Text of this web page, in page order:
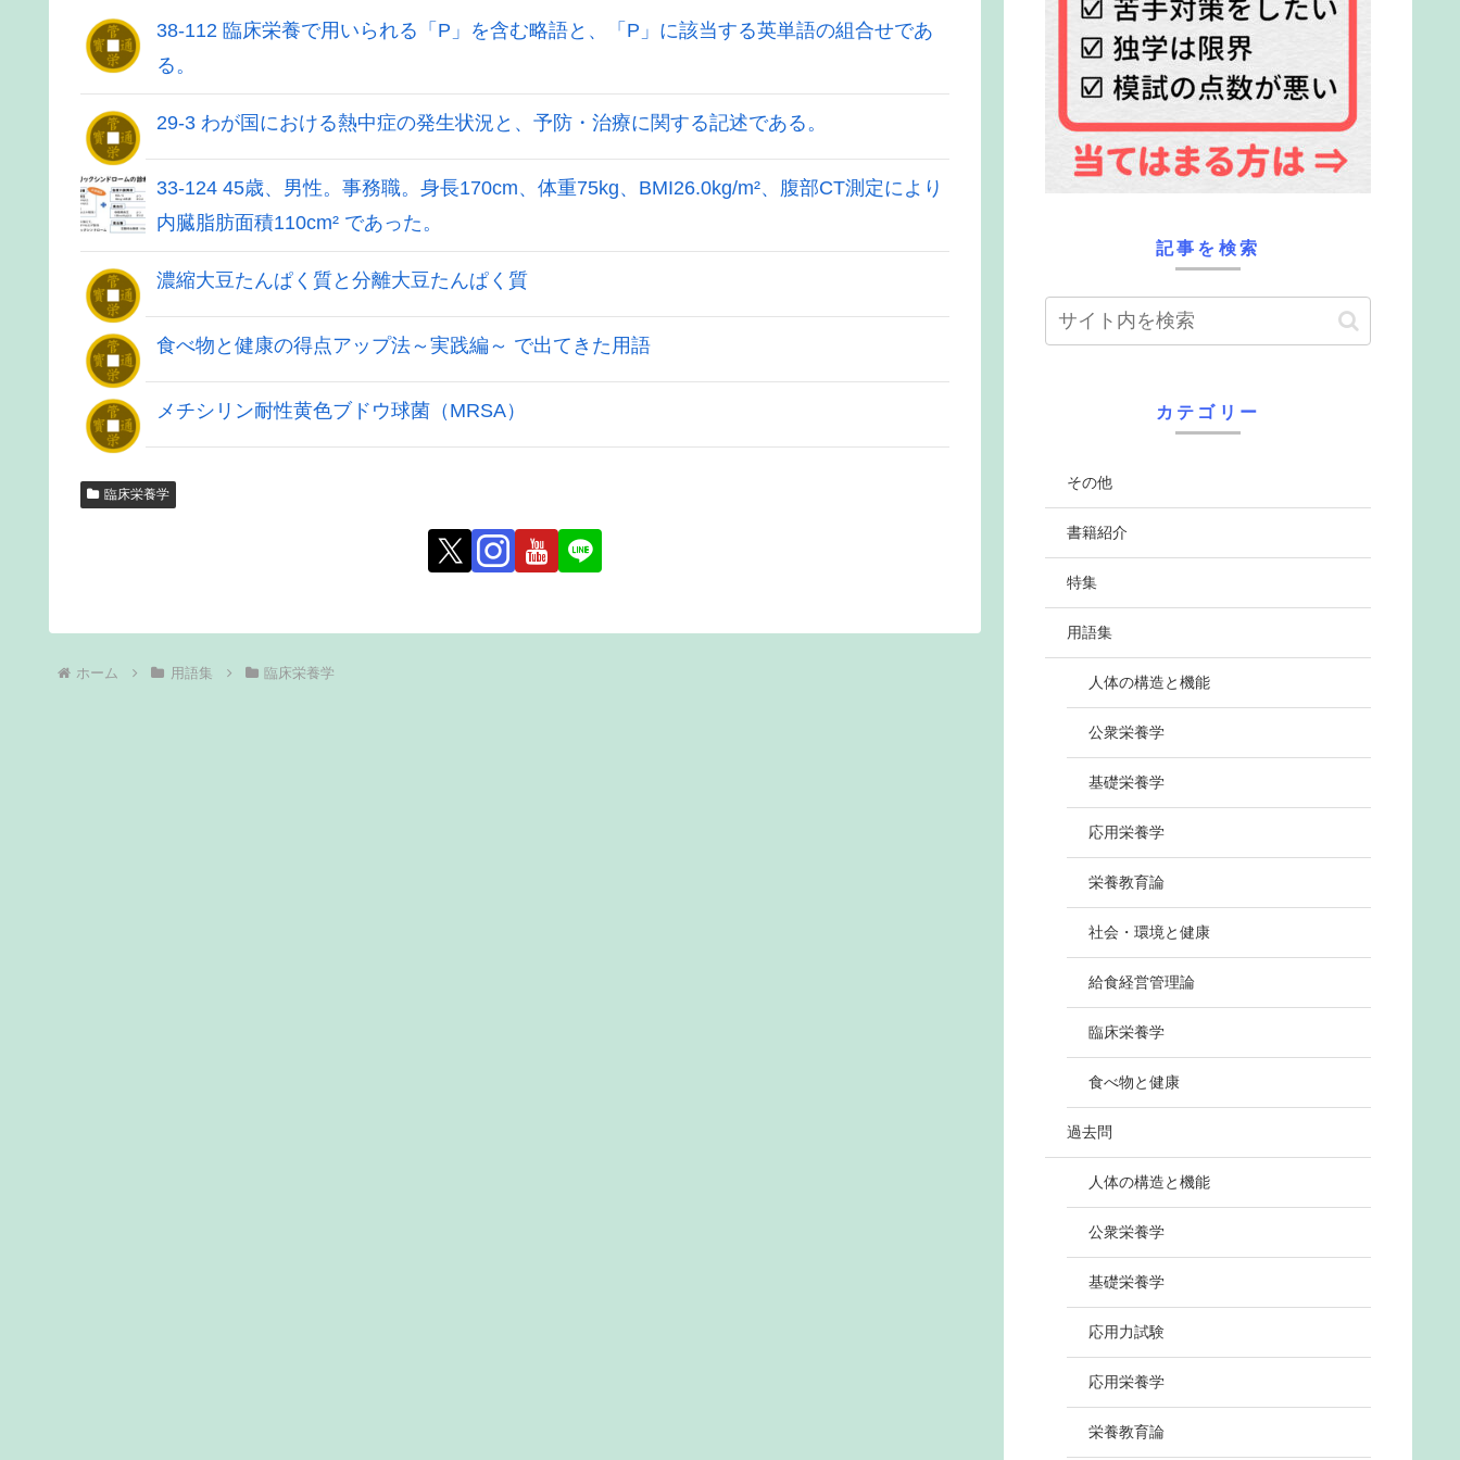
38-112 臨床栄養で用いられる「P」を含む略語と、「P」に該当する英単語の組合せであ
る。
29-3 わが国における熱中症の発生状況と、予防・治療に関する記述である。
33-124 45歳、男性。事務職。身長170cm、体重75kg、BMI26.0kg/m²、腹部CT測定により
内臓脂肪面積110cm² であった。
濃縮大豆たんぱく質と分離大豆たんぱく質
食べ物と健康の得点アップ法～実践編～ で出てきた用語
メチシリン耐性黄色ブドウ球菌（MRSA）
臨床栄養学
ホーム 用語集 臨床栄養学
記事を検索
カテゴリー
その他
書籍紹介
特集
用語集
人体の構造と機能
公衆栄養学
基礎栄養学
応用栄養学
栄養教育論
社会・環境と健康
給食経営管理論
臨床栄養学
食べ物と健康
過去問
人体の構造と機能
公衆栄養学
基礎栄養学
応用力試験
応用栄養学
栄養教育論